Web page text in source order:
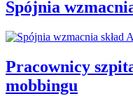
Spójnia
Pracownicy
mobbingu